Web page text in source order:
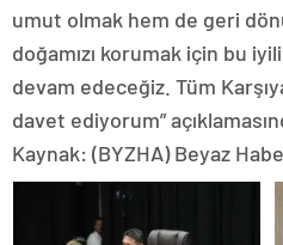
umut olmak hem de geri
doğamızı korumak için bu
devam edeceğiz. Tüm
davet ediyorum”
Kaynak: (BYZHA) Beyaz